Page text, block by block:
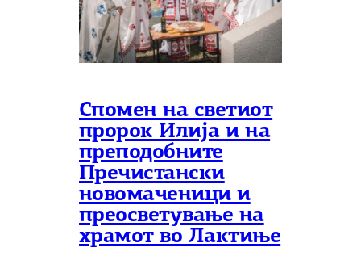
Спомен на светиот
пророк Илија и на
преподобните
Пречистански
новомаченици и
преосветување на
храмот во Лактиње